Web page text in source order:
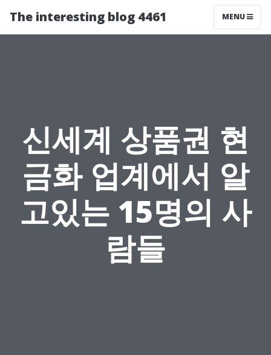
The interesting blog 4461 MENU
신세계 상품권 현
금화 업계에서 알
고있는 15명의 사
람들